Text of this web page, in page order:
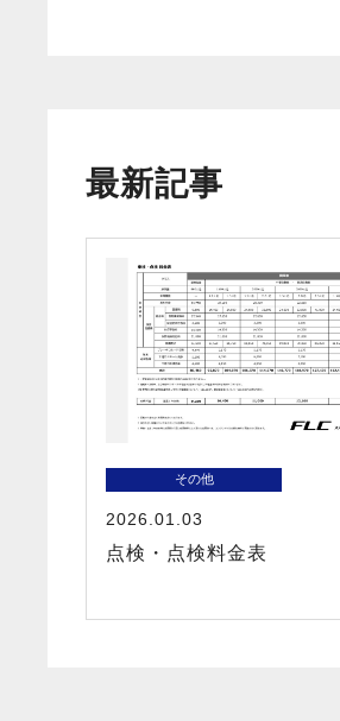
最新記事
その他
2026.01.03
点検・点検料金表